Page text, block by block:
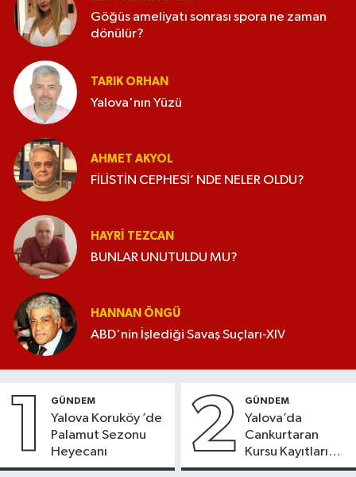
Göğüs ameliyatı sonrası spora ne zaman
dönülür?
TARIK ORHAN
Yalova'nın Yüzü
AHMET AKYOL
FİLİSTİN CEPHESİ’ NDE NELER OLDU?
HAYRI TEZCAN
BUNLAR UNUTULDU MU?
HANNAN ÖNGÜ
ABD'nin İşlediği Savaş Suçları-XIV
1 GÜNDEM
Yalova Koruköy ’de
Palamut Sezonu
Heyecanı
2 GÜNDEM
Yalova’da
Cankurtaran
Kursu Kayıtları
Başladı